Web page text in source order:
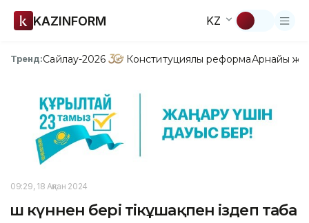
KAZINFORM KZ
Тренд:Сайлау-2026 Конституциялық реформаАрнайы
09:29, 18 Ақпан 2024
Үш күннен бері тікұшақпен іздеп таба